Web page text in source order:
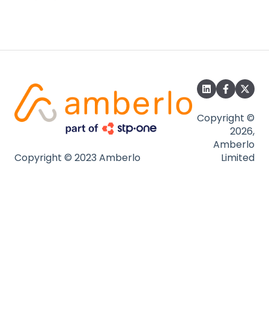
Copyright © 2023 Amberlo
Copyright ©
2026,
Amberlo
Limited